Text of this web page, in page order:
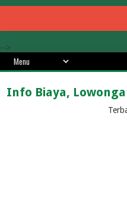
-->
Info Biaya,